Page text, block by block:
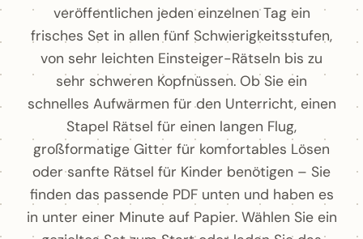
veröffentlichen jeden einzelnen Tag ein
frisches Set in allen fünf Schwierigkeitsstufen,
von sehr leichten Einsteiger-Rätseln bis zu
sehr schweren Kopfnüssen. Ob Sie ein
schnelles Aufwärmen für den Unterricht, einen
Stapel Rätsel für einen langen Flug,
großformatige Gitter für komfortables Lösen
oder sanfte Rätsel für Kinder benötigen – Sie
finden das passende PDF unten und haben es
in unter einer Minute auf Papier. Wählen Sie ein